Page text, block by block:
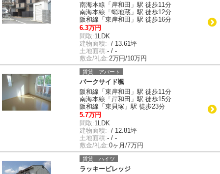
南海本線「岸和田」駅 徒歩11分
南海本線「蛸地蔵」駅 徒歩12分
阪和線「東岸和田」駅 徒歩16分
6.3万円
間取:1LDK
建物面積:- / 13.61坪
土地面積:- / -
敷金/礼金:2万円/10万円
賃貸｜アパート
パークサイド颯
阪和線「東岸和田」駅 徒歩11分
南海本線「岸和田」駅 徒歩15分
阪和線「東貝塚」駅 徒歩23分
5.7万円
間取:1LDK
建物面積:- / 12.81坪
土地面積:- / -
敷金/礼金:0ヶ月/7万円
賃貸｜ハイツ
ラッキービレッジ